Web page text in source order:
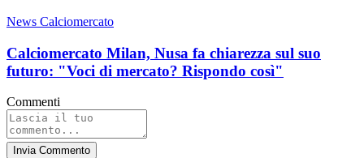
News Calciomercato
Calciomercato Milan, Nusa fa chiarezza sul suo
futuro: "Voci di mercato? Rispondo così"
Commenti
Invia Commento